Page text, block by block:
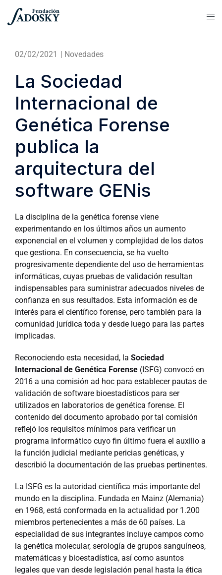
02/02/2021 | Novedades
La Sociedad
Internacional de
Genética Forense
publica la
arquitectura del
software GENis
La disciplina de la genética forense viene
experimentando en los últimos años un aumento
exponencial en el volumen y complejidad de los datos
que gestiona. En consecuencia, se ha vuelto
progresivamente dependiente del uso de herramientas
informáticas, cuyas pruebas de validación resultan
indispensables para suministrar adecuados niveles de
confianza en sus resultados. Esta información es de
interés para el científico forense, pero también para la
comunidad jurídica toda y desde luego para las partes
implicadas.
Reconociendo esta necesidad, la Sociedad
Internacional de Genética Forense (ISFG) convocó en
2016 a una comisión ad hoc para establecer pautas de
validación de software bioestadísticos para ser
utilizados en laboratorios de genética forense. El
contenido del documento aprobado por tal comisión
reflejó los requisitos mínimos para verificar un
programa informático cuyo fin último fuera el auxilio a
la función judicial mediante pericias genéticas, y
describió la documentación de las pruebas pertinentes.
La ISFG es la autoridad científica más importante del
mundo en la disciplina. Fundada en Mainz (Alemania)
en 1968, está conformada en la actualidad por 1.200
miembros pertenecientes a más de 60 países. La
especialidad de sus integrantes incluye campos como
la genética molecular, serología de grupos sanguíneos,
matemáticas y bioestadística, así como asuntos
legales que van desde legislación penal hasta la ética